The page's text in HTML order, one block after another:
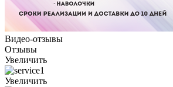
Видео-отзывы
Отзывы
Увеличить
Увеличить